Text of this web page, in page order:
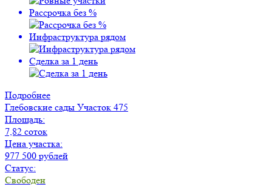
Рассрочка без %
Инфраструктура рядом
Сделка за 1 день
Подробнее
Глебовские сады Участок 475
Площадь:
7,82 соток
Цена участка:
977 500 рублей
Статус:
Свободен